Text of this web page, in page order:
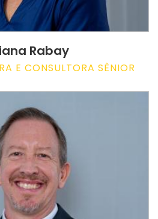
Rabay
E CONSULTORA SÊNIOR